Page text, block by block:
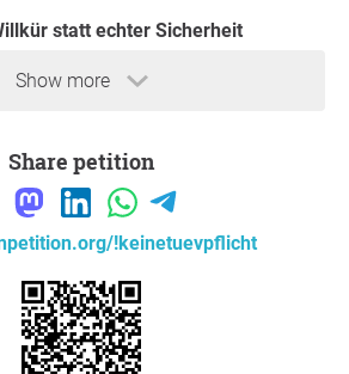
Show more
statt echter Sicherheit
dass ein Fahrzeug ab zehn
bereits alle zwei Jahre überprüft
und Verkehrssicherheit eines
pauschal von Alter, sondern von
Pflege ab. Die bestehende Pflicht zur
notwendigen technischen Stand zu
heißt hier nicht mehr Sicherheit,
- samt einer Verdopplung der
Share petition
!keinetuevpflicht